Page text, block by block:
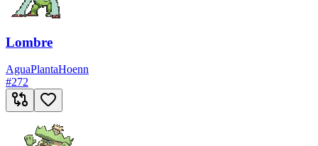
Lombre
AguaPlantaHoenn
#272